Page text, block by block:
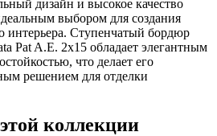
дизайн и высокое качество
выбором для создания
интерьера. Ступенчатый бордюр
Pat A.E. 2x15 обладает элегантным
что делает его
решением для отделки
коллекции